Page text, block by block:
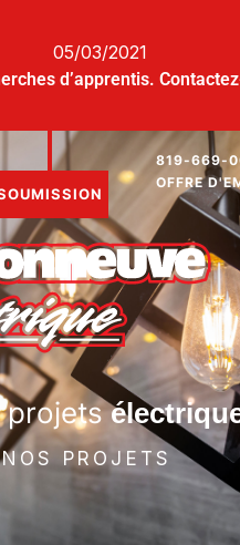
05/03/2021
d’apprentis.
819-669-
OFFRE
projets
NOS PROJETS